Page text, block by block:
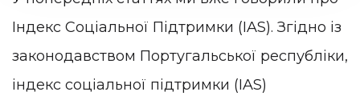
Індекс Соціальної Підтримки (IAS). Згідно із
законодавством Португальської республіки,
індекс соціальної підтримки (IAS)